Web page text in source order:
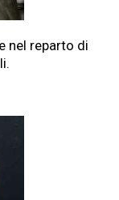
nel reparto di